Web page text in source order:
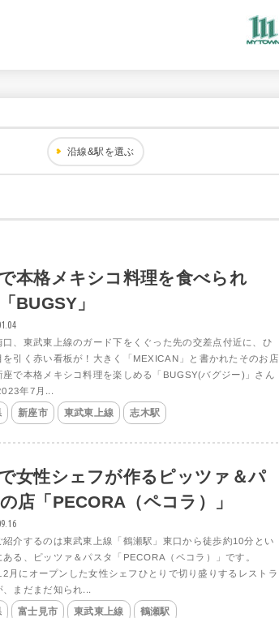
沿線&駅を選ぶ
本格メキシコ料理を食べられ
BUGSY」
口、東武東上線のガード下をくぐった先の交差点付近に、ひ
を引く赤い看板が！大きく「MEXICAN」と書かれたそのお店
座で本格メキシコ料理を楽しめる「BUGSY(バグジー)」さん
年7月...
新座市 東武東上線 志木駅
女性シェフが作るピッツァ＆パ
店「PECORA（ペコラ）」
紹介するのは東武東上線「鶴瀬駅」東口から徒歩約10分とい
ある、ピッツァ＆パスタ「PECORA（ペコラ）」です。
月にオープンした女性シェフひとりで切り盛りするレストラ
、まだまだ知られ...
富士見市 東武東上線 鶴瀬駅